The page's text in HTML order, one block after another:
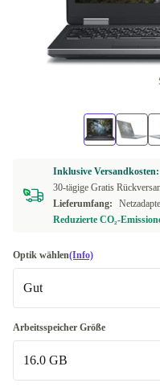
Inklusive Versandkosten:
30-tägige Gratis
Lieferumfang:
Reduzierte CO₂-
Optik wählen(Info)
Gut
Gut
Sehr gut
Arbeitsspeicher Größe
16.0 GB